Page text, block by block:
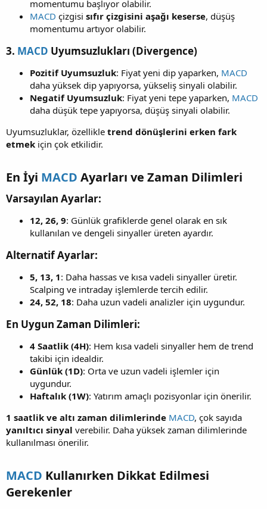
momentumu başlıyor olabilir.
MACD çizgisi sıfır çizgisini aşağı keserse, düşüş
momentumu artıyor olabilir.
3. MACD Uyumsuzlukları (Divergence)​
Pozitif Uyumsuzluk: Fiyat yeni dip yaparken, MACD
daha yüksek dip yapıyorsa, yükseliş sinyali olabilir.
Negatif Uyumsuzluk: Fiyat yeni tepe yaparken, MACD
daha düşük tepe yapıyorsa, düşüş sinyali olabilir.
Uyumsuzluklar, özellikle trend dönüşlerini erken fark
etmek için çok etkilidir.
En İyi MACD Ayarları ve Zaman Dilimleri​
Varsayılan Ayarlar:​
12, 26, 9: Günlük grafiklerde genel olarak en sık
kullanılan ve dengeli sinyaller üreten ayardır.
Alternatif Ayarlar:​
5, 13, 1: Daha hassas ve kısa vadeli sinyaller üretir.
Scalping ve intraday işlemlerde tercih edilir.
24, 52, 18: Daha uzun vadeli analizler için uygundur.
En Uygun Zaman Dilimleri:​
4 Saatlik (4H): Hem kısa vadeli sinyaller hem de trend
takibi için idealdir.
Günlük (1D): Orta ve uzun vadeli işlemler için
uygundur.
Haftalık (1W): Yatırım amaçlı pozisyonlar için önerilir.
1 saatlik ve altı zaman dilimlerinde MACD, çok sayıda
yanıltıcı sinyal verebilir. Daha yüksek zaman dilimlerinde
kullanılması önerilir.
MACD Kullanırken Dikkat Edilmesi
Gerekenler​